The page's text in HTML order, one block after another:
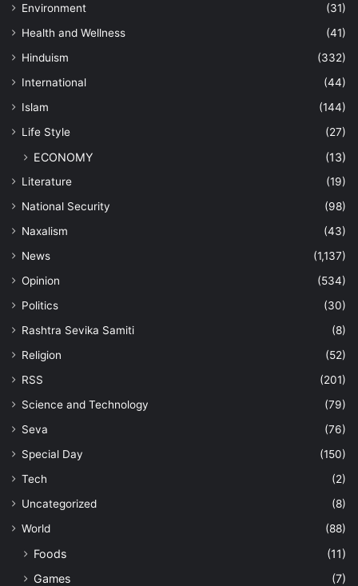
Environment
(31)
Health and Wellness
(41)
Hinduism
(332)
International
(44)
Islam
(144)
Life Style
(27)
ECONOMY (13)
Literature
(19)
National Security
(98)
Naxalism
(43)
News
(1,137)
Opinion
(534)
Politics
(30)
Rashtra Sevika Samiti
(8)
Religion
(52)
RSS
(201)
Science and Technology
(79)
Seva
(76)
Special Day
(150)
Tech
(2)
Uncategorized
(8)
World
(88)
Foods
(11)
Games
(7)